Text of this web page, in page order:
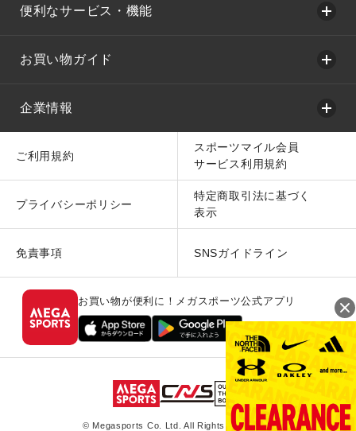
便利なサービス・機能
お買い物ガイド
企業情報
ご利用規約
スポーツマイル会員
サービス利用規約
プライバシーポリシー
特定商取引法に基づく
表示
免責事項 SNSガイドライン
お買い物が便利に！メガスポーツ公式アプリ
© Megasports Co. Ltd. All Rights Reserved.